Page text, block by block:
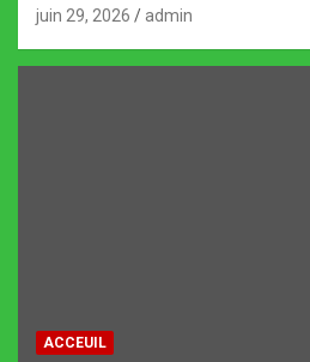
juin 29, 2026 admin
ACCEUIL